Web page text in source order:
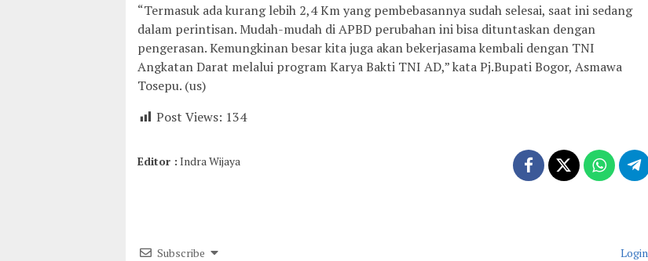
“Termasuk ada kurang lebih 2,4 Km yang pembebasannya sudah selesai, saat ini sedang
dalam perintisan. Mudah-mudah di APBD perubahan ini bisa dituntaskan dengan
pengerasan. Kemungkinan besar kita juga akan bekerjasama kembali dengan TNI
Angkatan Darat melalui program Karya Bakti TNI AD,” kata Pj.Bupati Bogor, Asmawa
Tosepu. (us)
Post Views: 134
Editor : Indra Wijaya
Subscribe Login